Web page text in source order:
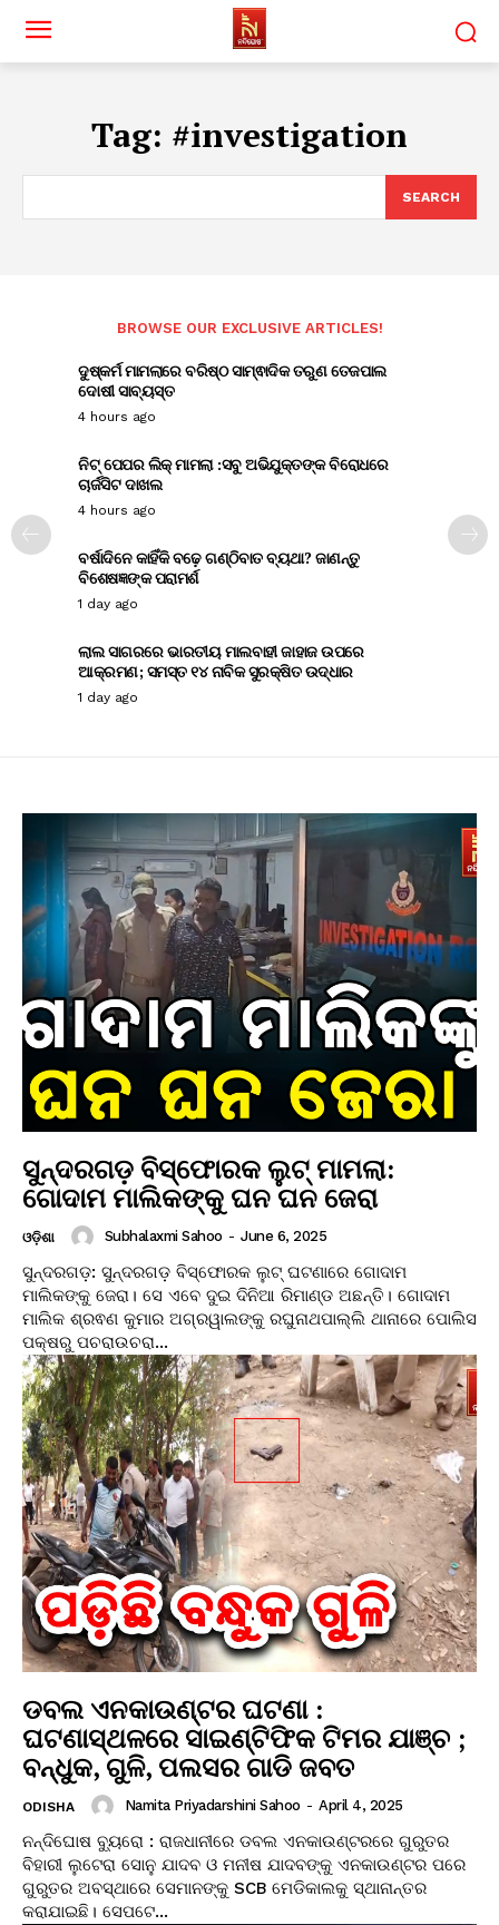
Tag: #investigation
SEARCH
BROWSE OUR EXCLUSIVE ARTICLES!
ଦୁଷ୍କର୍ମ ମାମଲାରେ ବରିଷ୍ଠ ସାମ୍ଵାଦିକ ତରୁଣ ତେଜପାଲ
ଦୋଷୀ ସାବ୍ୟସ୍ତ
4 hours ago
ନିଟ୍ ପେପର ଲିକ୍ ମାମଲା :ସବୁ ଅଭିଯୁକ୍ତଙ୍କ ବିରୋଧରେ
ଚାର୍ଜସିଟ ଦାଖଲ
4 hours ago
ବର୍ଷାଦିନେ କାହିଁକି ବଢ଼େ ଗଣ୍ଠିବାତ ବ୍ୟଥା? ଜାଣନ୍ତୁ
ବିଶେଷଜ୍ଞଙ୍କ ପରାମର୍ଶ
1 day ago
ଲାଲ ସାଗରରେ ଭାରତୀୟ ମାଲବାହୀ ଜାହାଜ ଉପରେ
ଆକ୍ରମଣ; ସମସ୍ତ ୧୪ ନାବିକ ସୁରକ୍ଷିତ ଉଦ୍ଧାର
1 day ago
ସୁନ୍ଦରଗଡ଼ ବିସ୍ଫୋରକ ଲୁଟ୍ ମାମଲା:
ଗୋଦାମ ମାଲିକଙ୍କୁ ଘନ ଘନ ଜେରା
ଓଡ଼ିଶା Subhalaxmi Sahoo - June 6, 2025
ସୁନ୍ଦରଗଡ଼: ସୁନ୍ଦରଗଡ଼ ବିସ୍ଫୋରକ ଲୁଟ୍ ଘଟଣାରେ ଗୋଦାମ
ମାଲିକଙ୍କୁ ଜେରା। ସେ ଏବେ ଦୁଇ ଦିନିଆ ରିମାଣ୍ଡ ଅଛନ୍ତି। ଗୋଦାମ
ମାଲିକ ଶ୍ରଵଣ କୁମାର ଅଗ୍ରୱାଲଙ୍କୁ ରଘୁନାଥପାଲ୍ଲି ଥାନାରେ ପୋଲିସ
ପକ୍ଷରୁ ପଚରାଉଚରା...
ଡବଲ ଏନକାଉଣ୍ଟର ଘଟଣା :
ଘଟଣାସ୍ଥଳରେ ସାଇଣ୍ଟିଫିକ ଟିମର ଯାଞ୍ଚ ;
ବନ୍ଧୁକ, ଗୁଳି, ପଲସର ଗାଡି ଜବତ
ODISHA Namita Priyadarshini Sahoo - April 4, 2025
ନନ୍ଦିଘୋଷ ବ୍ୟୁରୋ : ରାଜଧାନୀରେ ଡବଲ ଏନକାଉଣ୍ଟରରେ ଗୁରୁତର
ବିହାରୀ ଲୁଟେରା ସୋନୁ ଯାଦବ ଓ ମନୀଷ ଯାଦବଙ୍କୁ ଏନକାଉଣ୍ଟର ପରେ
ଗୁରୁତର ଅବସ୍ଥାରେ ସେମାନଙ୍କୁ SCB ମେଡିକାଲକୁ ସ୍ଥାନାନ୍ତର
କରାଯାଇଛି। ସେପଟେ...